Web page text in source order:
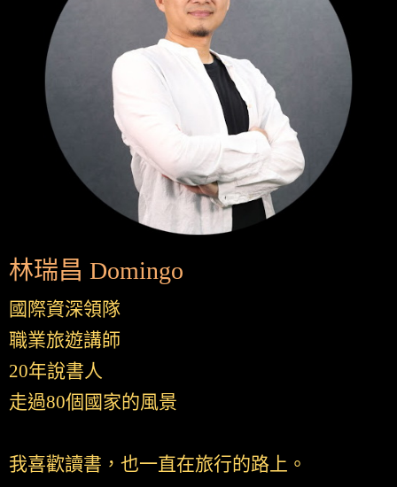
林瑞昌 Domingo
國際資深領隊
職業旅遊講師
20年說書人
走過80個國家的風景
我喜歡讀書，也一直在旅行的路上。